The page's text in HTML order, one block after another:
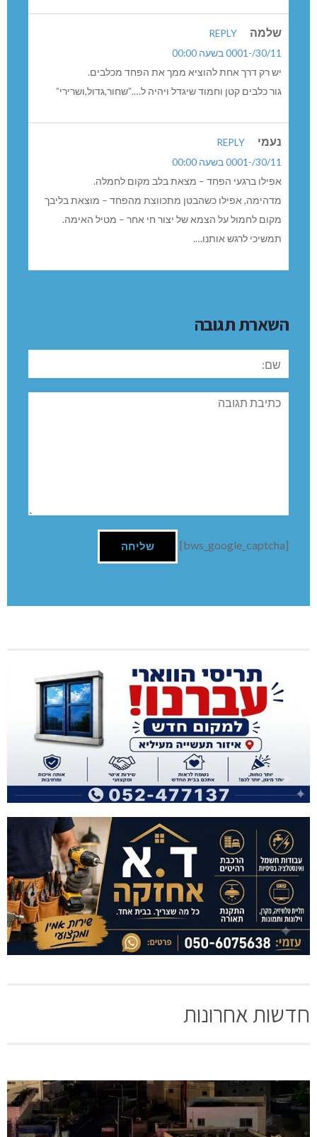
שלמה
REPLY
30/11/-0001 בשעה 00:00
יש רק דרך אחת להוציא ממך את הפחד מכלבים.
גור כלבים קטן וחמוד שיגדל ויהיה ל….”שחור,גדול,ושרירי”
נעמי
REPLY
30/11/-0001 בשעה 00:00
אפילו ברגעי הפחד – מצאת בלב מקום לחמלה.
מדהימה, אפילו כשהבטן מתכווצת מהפחד – מוצאת בליבך
מקום לחמול על הצמא של יצור חי אחר – מטיל האימה.
תמשיכי לרגש אותנו….
השארת תגובה
תגובה
[bws_google_captcha]
חדשות אחרונות